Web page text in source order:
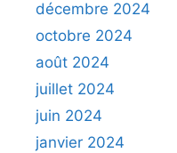
décembre 2024
octobre 2024
août 2024
juillet 2024
juin 2024
janvier 2024